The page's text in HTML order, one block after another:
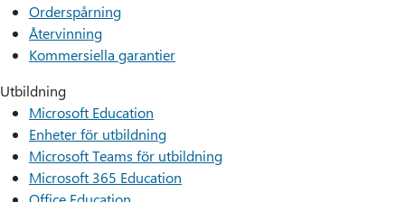
Orderspårning
Återvinning
Kommersiella garantier
Utbildning
Microsoft Education
Enheter för utbildning
Microsoft Teams för utbildning
Microsoft 365 Education